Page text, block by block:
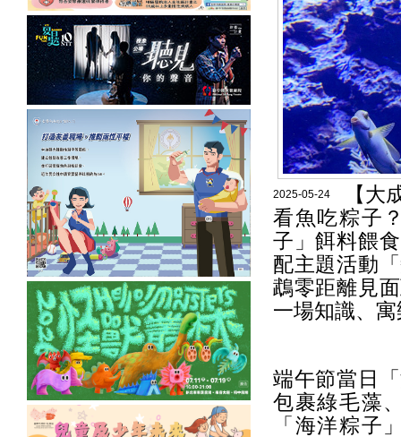
2025-05-24
【大
看魚吃粽子
子」餌料餵
配主題活動
鵡零距離見
一場知識、
端午節當日
包裹綠毛藻
「海洋粽子